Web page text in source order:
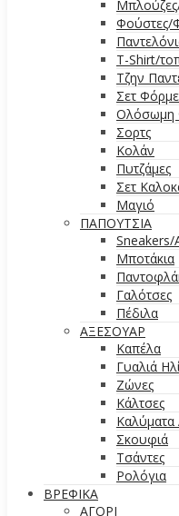
Φούστες/
T-Shirt/
Τζην
Σετ
Ολόσωμη
Σορτς
Κολάν
Πυτζάμες
Σετ
Μαγιό
ΠΑΠΟΥΤΣΙΑ
Sneakers/
Μποτάκια
Γαλότσες
Πέδιλα
ΑΞΕΣΟΥΑΡ
Καπέλα
Γυαλιά
Ζώνες
Κάλτσες
Καλύματα
Σκουφιά
Τσάντες
Ρολόγια
ΒΡΕΦΙΚΑ
ΑΓΟΡΙ